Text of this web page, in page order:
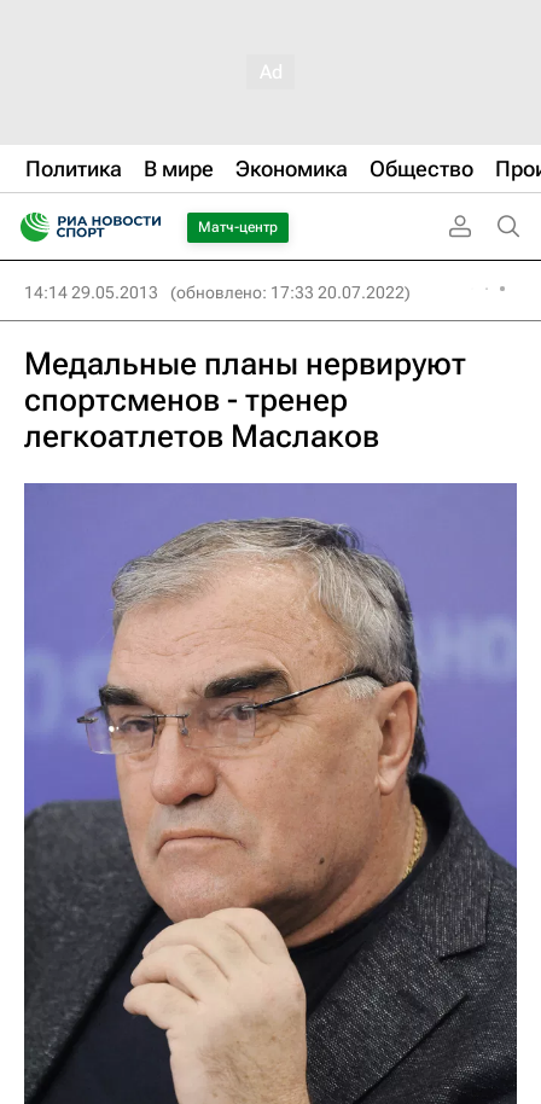
Политика В мире Экономика Общество
Матч-центр
14:14 29.05.2013 (обновлено: 17:33 20.07.2022)
Медальные планы нервируют
спортсменов - тренер
легкоатлетов Маслаков